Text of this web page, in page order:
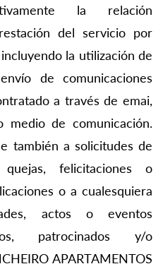
la relación
del servicio por
la utilización de
de comunicaciones
a través de emai,
de comunicación.
también a solicitudes de
quejas, felicitaciones o
o a cualesquiera
actos o eventos
patrocinados y/o
APARTAMENTOS